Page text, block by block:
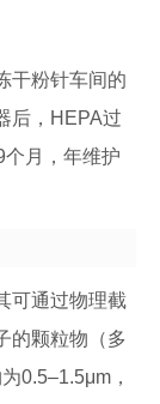
干粉针车间的
后，HEPA过
月，年维护
可通过物理截
的颗粒物（多
0.5–1.5μm，